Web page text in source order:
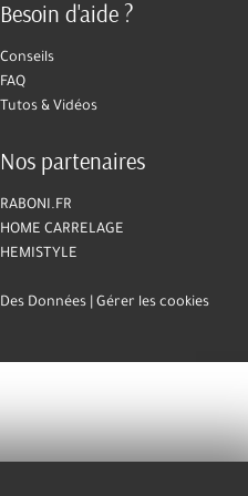
Besoin d'aide ?
Conseils
FAQ
Tutos & Vidéos
Nos partenaires
RABONI.FR
HOME CARRELAGE
HEMISTYLE
Données Gérer les cookies